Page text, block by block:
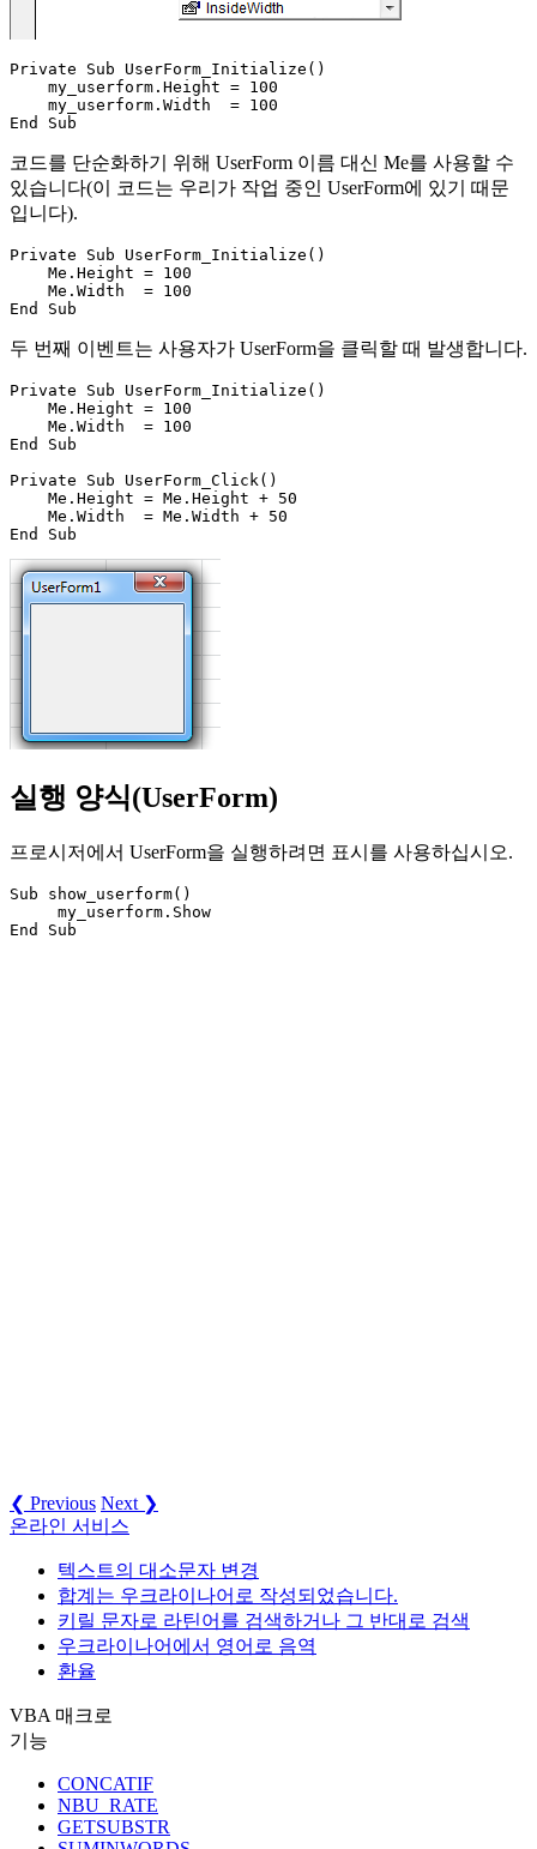
Private Sub UserForm_Initialize()
    my_userform.Height = 100
    my_userform.Width  = 100
코드를 단순화하기 위해 UserForm 이름 대신 Me를 사용할 수
있습니다(이 코드는 우리가 작업 중인 UserForm에 있기 때문
입니다).
Private Sub UserForm_Initialize()
    Me.Height = 100
    Me.Width  = 100
두 번째 이벤트는 사용자가 UserForm을 클릭할 때 발생합니다.
Private Sub UserForm_Initialize()
    Me.Height = 100
    Me.Width  = 100
End Sub
Private Sub UserForm_Click()
    Me.Height = Me.Height + 50
    Me.Width  = Me.Width + 50
실행 양식(UserForm)
프로시저에서 UserForm을 실행하려면 표시를 사용하십시오.
Sub show_userform()
     my_userform.Show
❮ Previous Next ❯
온라인 서비스
텍스트의 대소문자 변경
합계는 우크라이나어로 작성되었습니다.
키릴 문자로 라틴어를 검색하거나 그 반대로 검색
우크라이나어에서 영어로 음역
환율
VBA 매크로
기능
CONCATIF
NBU_RATE
GETSUBSTR